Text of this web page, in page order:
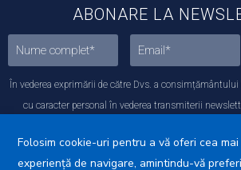
ABONARE LA
În vederea exprimării de către Dvs. a
cu caracter personal în vederea transmiterii
Protecția datelor cu caracter
Folosim cookie-uri pentru a vă oferi cea
experiență de navigare, amintindu-vă